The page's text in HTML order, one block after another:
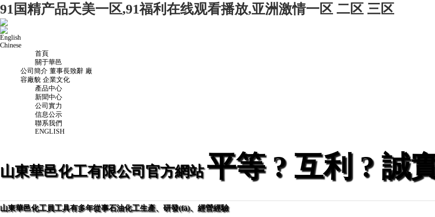
91国精产品天美一区,91福利在线观看播放,亚洲激情一区 二区 三区
English
Chinese
首頁
關于華邑
公司簡介 董事長致辭 廠
容廠貌 企業文化
產品中心
新聞中心
公司實力
信息公示
聯系我們
ENGLISH
山東華邑化工有限公司官方網站 平等 ? 互利 ? 誠
山東華邑化工員工具有多年從事石油化工生產、研發(fā)、經營經驗